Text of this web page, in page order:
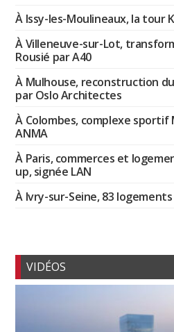
À Issy-les-Moulineaux, la tour
À Villeneuve-sur-Lot,
Rousié par A40
À Mulhouse, reconstruction
par Oslo Architectes
À Colombes, complexe sportif
ANMA
À Paris, commerces et
up, signée LAN
À Ivry-sur-Seine, 83
VIDÉOS